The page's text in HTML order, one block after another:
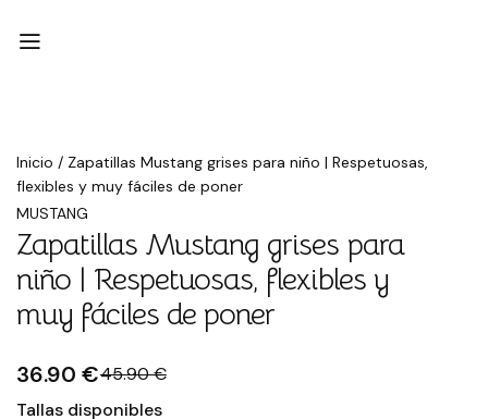
Inicio / Zapatillas Mustang grises para niño | Respetuosas,
flexibles y muy fáciles de poner
Rebajado
MUSTANG
Zapatillas Mustang grises para
niño | Respetuosas, flexibles y
muy fáciles de poner
36.90 €45.90 €
Tallas disponibles